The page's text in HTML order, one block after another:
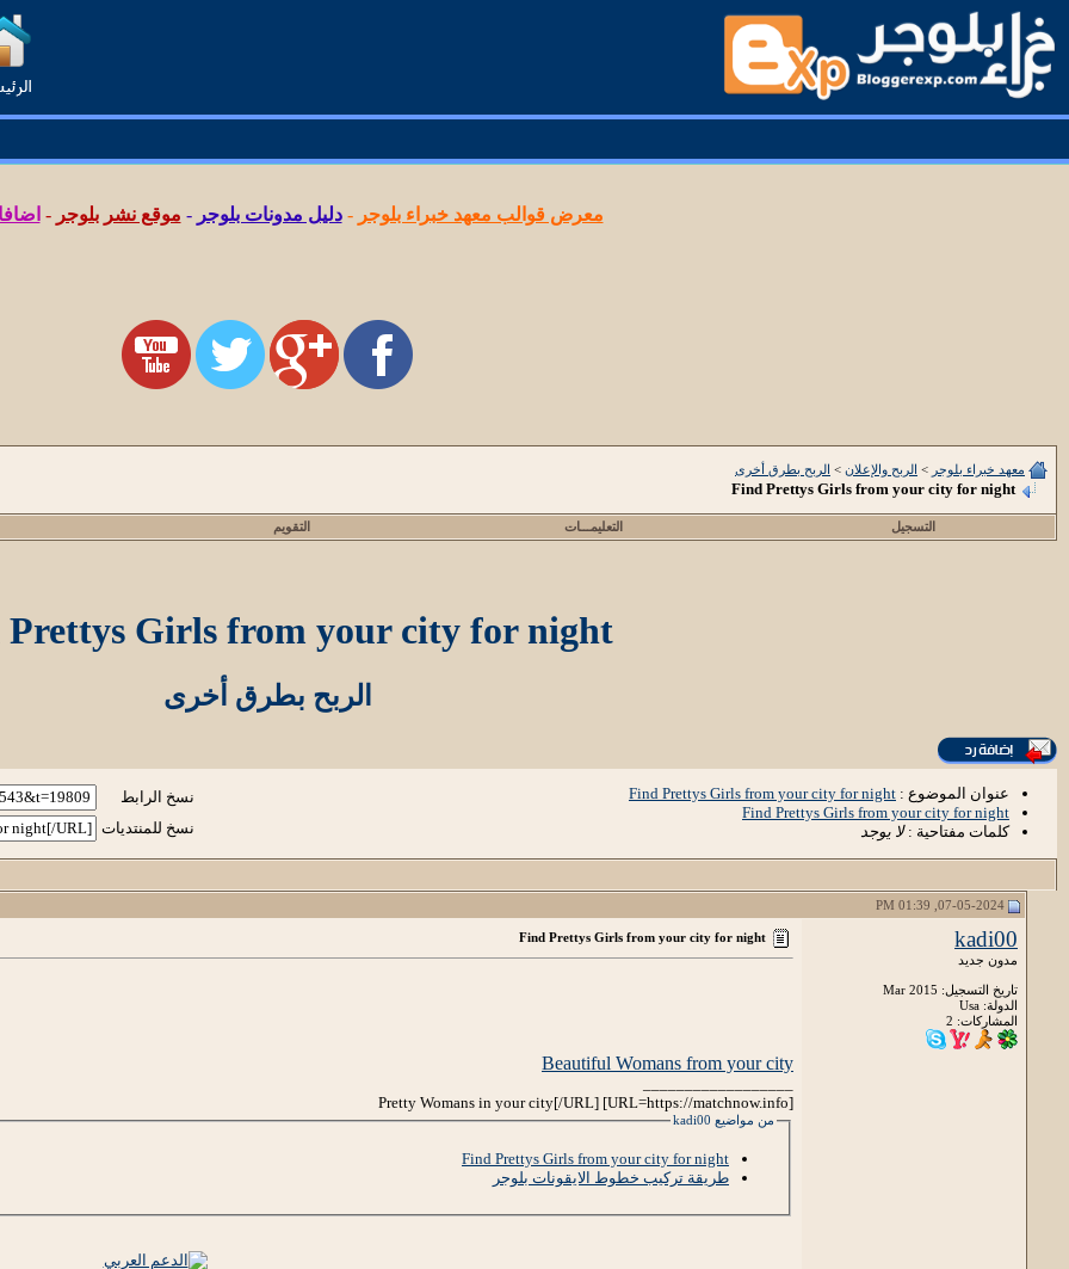
معرض قوالب معهد خبراء بلوجر -دليل مدونات بلوجر - موقع نشر بلوجر -
معهد خبراء بلوجر > الربح والإعلان > الربح بطرق أخرى
Find Prettys Girls from your city for night
التسجيل التعليمـــات التقويم
Girls from your city for night
الربح بطرق أخرى
عنوان الموضوع : Find Prettys Girls from your city for night
Find Prettys Girls from your city for night
كلمات مفتاحية :لا يوجد
نسخ الرابط
نسخ للمنتديات
kadi00
مدون جديد
تاريخ التسجيل: Mar 2015
الدولة: Usa
المشاركات: 2
Find Prettys Girls from your city for night
Beautiful Womans from your city
[URL=https://matchnow.info] Pretty Womans in your city[/URL]
من مواضيع kadi00
Find Prettys Girls from your city for night
طريقة تركيب خطوط الايقونات بلوجر